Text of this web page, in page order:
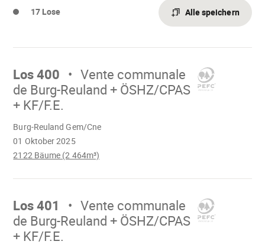
17 Lose Alle speichern
Mach
Los 400
Vente communale
de Burg-Reuland + ÖSHZ/CPAS
+ KF/F.E.
01 Oktober 2025
Burg-Reuland Gem/Cne
2122 Bäume (2 464m³)
geladen
Mach
Los 401
Vente communale
de Burg-Reuland + ÖSHZ/CPAS
+ KF/F.E.